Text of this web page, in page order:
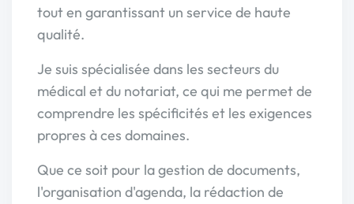
tout en garantissant un service de haute
qualité.
Je suis spécialisée dans les secteurs du
médical et du notariat, ce qui me permet de
comprendre les spécificités et les exigences
propres à ces domaines.
Que ce soit pour la gestion de documents,
l'organisation d'agenda, la rédaction de